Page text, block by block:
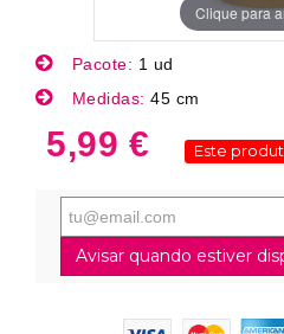
Clique para
Pacote: 1 ud
Medidas: 45 cm
5,99 € Este
Avisar quando estiver